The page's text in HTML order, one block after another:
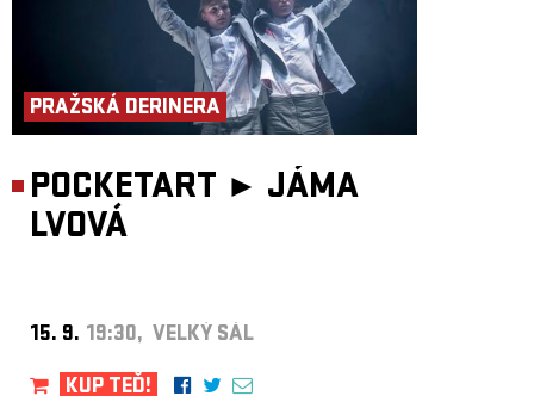
PRAŽSKÁ DERINERA
POCKETART ► JÁMA
LVOVÁ
15. 9. 19:30, VELKÝ SÁL
KUP TEĎ!